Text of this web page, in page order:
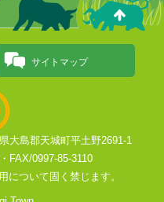
サイトマップ
島郡天城町平土野2691-1
FAX/0997-85-3110
について固く禁じます。